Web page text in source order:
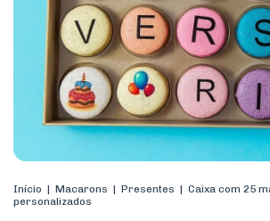
Início | Macarons | Presentes | Caixa com 25
personalizados